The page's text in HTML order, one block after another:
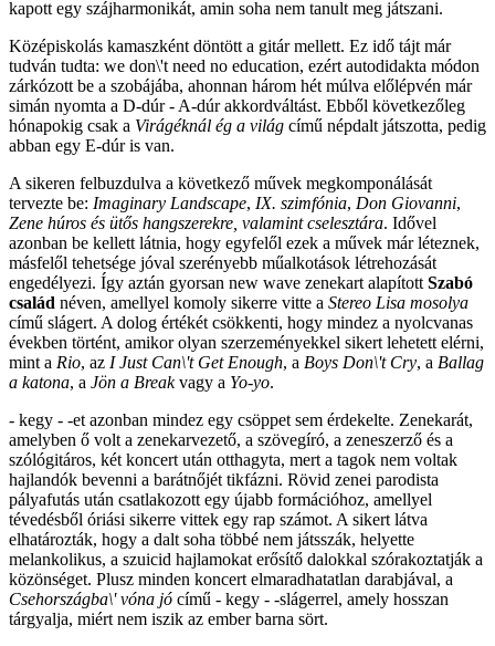
kapott egy szájharmonikát, amin soha nem tanult meg játszani.
Középiskolás kamaszként döntött a gitár mellett. Ez idő tájt már
tudván tudta: we don\'t need no education, ezért autodidakta módon
zárkózott be a szobájába, ahonnan három hét múlva előlépvén már
simán nyomta a D-dúr - A-dúr akkordváltást. Ebből következőleg
hónapokig csak a Virágéknál ég a világ című népdalt játszotta, pedig
abban egy E-dúr is van.
A sikeren felbuzdulva a következő művek megkomponálását
tervezte be: Imaginary Landscape, IX. szimfónia, Don Giovanni,
Zene húros és ütős hangszerekre, valamint cselesztára. Idővel
azonban be kellett látnia, hogy egyfelől ezek a művek már léteznek,
másfelől tehetsége jóval szerényebb műalkotások létrehozását
engedélyezi. Így aztán gyorsan new wave zenekart alapítottSzabó
család néven, amellyel komoly sikerre vitte a Stereo Lisa mosolya
című slágert. A dolog értékét csökkenti, hogy mindez a nyolcvanas
években történt, amikor olyan szerzeményekkel sikert lehetett elérni,
mint a Rio, az I Just Can\'t Get Enough, a Boys Don\'t Cry, a Ballag
a katona, a Jön a Breakvagy a Yo-yo.
- kegy - -et azonban mindez egy csöppet sem érdekelte. Zenekarát,
amelyben ő volt a zenekarvezető, a szövegíró, a zeneszerző és a
szólógitáros, két koncert után otthagyta, mert a tagok nem voltak
hajlandók bevenni a barátnőjét tikfázni. Rövid zenei parodista
pályafutás után csatlakozott egy újabb formációhoz, amellyel
tévedésből óriási sikerre vittek egy rap számot. A sikert látva
elhatározták, hogy a dalt soha többé nem játsszák, helyette
melankolikus, a szuicid hajlamokat erősítő dalokkal szórakoztatják a
közönséget. Plusz minden koncert elmaradhatatlan darabjával, a
Csehországba\' vóna jó című - kegy - -slágerrel, amely hosszan
tárgyalja, miért nem iszik az ember barna sört.